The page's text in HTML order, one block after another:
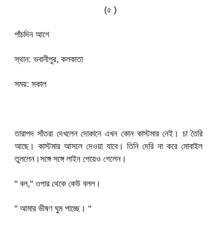
(৫ )
পাঁচদিন আগে
স্থান: ভবানীপুর, কলকাতা
সময়: সকাল
তারাপদ সাঁতরা দেখলেন দোকানে এখন কোন কাস্টমার নেই। চা তৈরি
আছে। কাস্টমার আসলে দেওয়া যাবে। তিনি দেরি না করে মোবাইল
তুললেন।সঙ্গে সঙ্গে লাইন পেয়েও গেলেন।
" বল," ওপার থেকে কেউ বলল।
" আমার ভীষণ ঘুম পাচ্ছে। "